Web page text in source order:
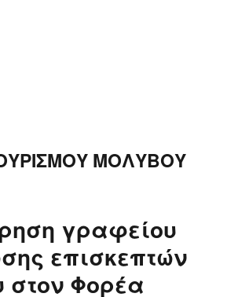
ΜΟΛΥΒΟΥ
γραφείου
επισκεπτών
στον Φορέα